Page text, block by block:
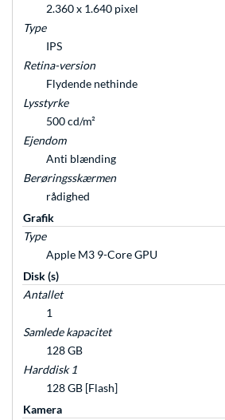
2.360 x 1.640 pixel
Type
IPS
Retina-version
Flydende nethinde
Lysstyrke
500 cd/m²
Ejendom
Anti blænding
Berøringsskærmen
rådighed
Grafik
Type
Apple M3 9-Core GPU
Disk (s)
Antallet
1
Samlede kapacitet
128 GB
Harddisk 1
128 GB [Flash]
Kamera